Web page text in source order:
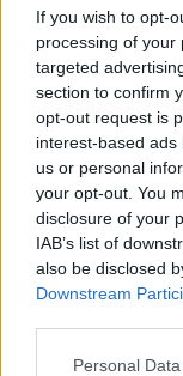
If you wish to opt-
processing of your
targeted
section to confirm
opt-out request is
interest-based
us or personal
your opt-out. You
disclosure of your
IAB’s list of
also be disclosed
Downstream
Please note that
Personal
πως το νερό
στην κοίτη
μεγάλη λίμνη
διαβρώνει τα
των άλλων
μόλυνση από
και λήμματα
συμβολής
τον
ρίχνονται
αγωγού της
μέσα στον